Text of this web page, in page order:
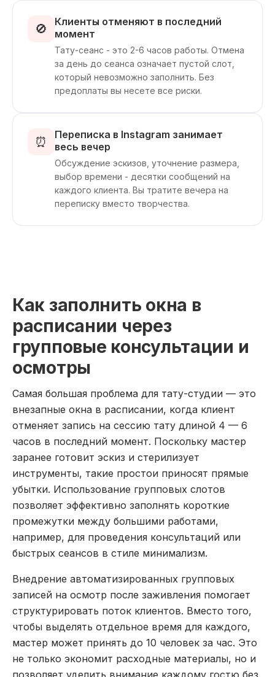
🚫
Клиенты отменяют в последний
момент
Тату-сеанс - это 2-6 часов работы. Отмена
за день до сеанса означает пустой слот,
который невозможно заполнить. Без
предоплаты вы несете все риски.
⏰
Переписка в Instagram занимает
весь вечер
Обсуждение эскизов, уточнение размера,
выбор времени - десятки сообщений на
каждого клиента. Вы тратите вечера на
переписку вместо творчества.
Как заполнить окна в
расписании через
групповые консультации и
осмотры
Самая большая проблема для тату-студии — это
внезапные окна в расписании, когда клиент
отменяет запись на сессию тату длиной 4 — 6
часов в последний момент. Поскольку мастер
заранее готовит эскиз и стерилизует
инструменты, такие простои приносят прямые
убытки. Использование групповых слотов
позволяет эффективно заполнять короткие
промежутки между большими работами,
например, для проведения консультаций или
быстрых сеансов в стиле минимализм.
Внедрение автоматизированных групповых
записей на осмотр после заживления помогает
структурировать поток клиентов. Вместо того,
чтобы выделять отдельное время для каждого,
мастер может принять до 10 человек за час. Это
не только экономит расходные материалы, но и
позволяет уделить внимание каждому гостю без